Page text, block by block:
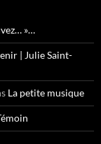
»…
| Julie Saint-
La petite musique